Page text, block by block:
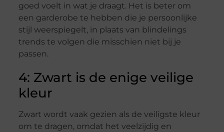
goed voelt in wat je draagt. Het is beter om
een garderobe te hebben die je persoonlijke
stijl weerspiegelt, in plaats van blindelings
trends te volgen die misschien niet bij je
passen.
4: Zwart is de enige veilige
kleur
Zwart wordt vaak gezien als de veiligste kleur
om te dragen, omdat het veelzijdig en